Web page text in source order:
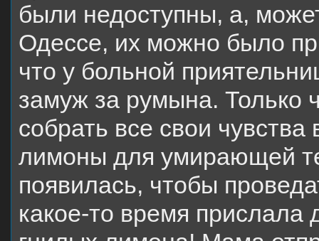
были недоступны, а,
Одессе, их можно было
что у больной
замуж за румына. Только
собрать все свои чувства
лимоны для умирающей
появилась, чтобы
какое-то время